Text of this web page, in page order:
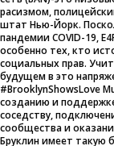
расизмом,
штат Нью-Йорк.
пандемии COVID-19,
особенно тех, кто
социальных прав.
будущем в это
#BrooklynShowsLove
созданию и
соседству,
сообщества и
Бруклин имеет такую